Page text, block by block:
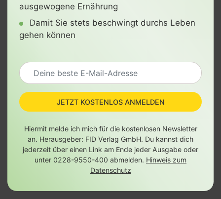
ausgewogene Ernährung
Damit Sie stets beschwingt durchs Leben
gehen können
JETZT KOSTENLOS ANMELDEN
Hiermit melde ich mich für die kostenlosen Newsletter
an. Herausgeber: FID Verlag GmbH. Du kannst dich
jederzeit über einen Link am Ende jeder Ausgabe oder
unter 0228-9550-400 abmelden. Hinweis zum
Datenschutz